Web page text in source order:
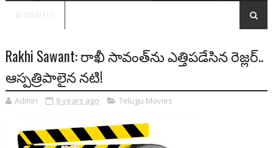
Rakhi Sawant: రాఖీ సావంత్‌ను ఎత్తిపడేసిన రెజ్లర్..
ఆస్పత్రిపాలైన నటి!
Admin 8 years ago Telugu Movies